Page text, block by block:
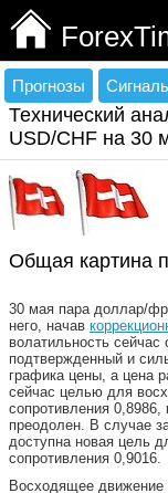
Прогнозы
Технический
USD/CHF на 30
Общая картина
30 мая пара доллар/
него, начав
волатильность сейчас
подтвержденный и
графика цены, а цена
сейчас целью для
сопротивления
преодолен. В случае
доступна новая цель
сопротивления 0,9016.
Восходящее движение